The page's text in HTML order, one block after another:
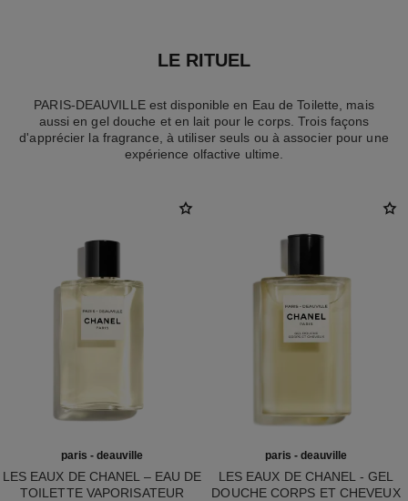
LE RITUEL
PARIS-DEAUVILLE est disponible en Eau de Toilette, mais
aussi en gel douche et en lait pour le corps. Trois façons
d'apprécier la fragrance, à utiliser seuls ou à associer pour une
expérience olfactive ultime.
paris - deauville
LES EAUX DE CHANEL – EAU DE
TOILETTE VAPORISATEUR
paris - deauville
LES EAUX DE CHANEL - GEL
DOUCHE CORPS ET CHEVEUX